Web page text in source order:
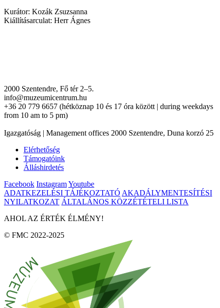
Kurátor: Kozák Zsuzsanna
Kiállításarculat: Herr Ágnes
2000 Szentendre, Fő tér 2–5.
info@muzeumicentrum.hu
+36 20 779 6657 (hétköznap 10 és 17 óra között | during weekdays
from 10 am to 5 pm)
Igazgatóság | Management offices 2000 Szentendre, Duna korzó 25
Elérhetőség
Támogatóink
Álláshirdetés
Facebook InstagramYoutube
ADATKEZELÉSI TÁJÉKOZTATÓ AKADÁLYMENTESÍTÉSI
NYILATKOZAT ÁLTALÁNOS KÖZZÉTÉTELI LISTA
AHOL AZ ÉRTÉK ÉLMÉNY!
© FMC 2022-2025